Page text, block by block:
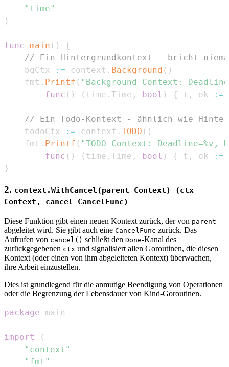
"time"
)
func main ( )
{
// Ein Hintergrundkontext - bricht
	bgCtx
:= context . Background ( )
	fmt
. Printf ( "Background Context:
func ( ) ( time . Time , bool ) { t , ok :=
// Ein Todo-Kontext - ähnlich wie
	todoCtx
:= context . TODO ( )
	fmt
. Printf ( "TODO Context: Deadline=%v,
func ( ) ( time . Time , bool ) { t , ok :=
}
2. context.WithCancel(parent Context) (ctx
Context, cancel CancelFunc)
Diese Funktion gibt einen neuen Kontext zurück, der von parent
abgeleitet wird. Sie gibt auch eine CancelFunc zurück. Das
Aufrufen von cancel() schließt den Done-Kanal des
zurückgegebenen ctx und signalisiert allen Goroutinen, die diesen
Kontext (oder einen von ihm abgeleiteten Kontext) überwachen,
ihre Arbeit einzustellen.
Dies ist grundlegend für die anmutige Beendigung von Operationen
oder die Begrenzung der Lebensdauer von Kind-Goroutinen.
package
import
(
"context"
"fmt"